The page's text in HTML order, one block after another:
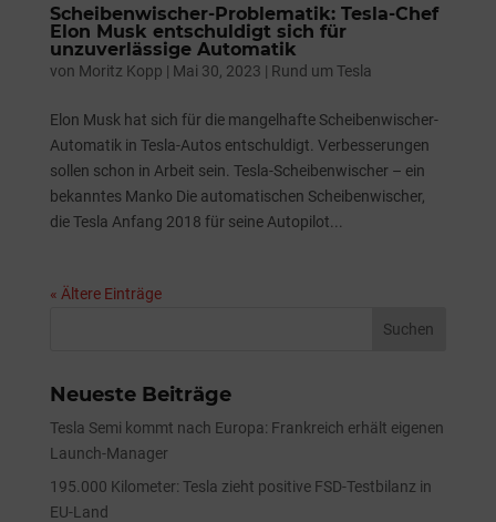
Scheibenwischer-Problematik: Tesla-Chef
Elon Musk entschuldigt sich für
unzuverlässige Automatik
von Moritz Kopp | Mai 30, 2023 | Rund um Tesla
Elon Musk hat sich für die mangelhafte Scheibenwischer-
Automatik in Tesla-Autos entschuldigt. Verbesserungen
sollen schon in Arbeit sein. Tesla-Scheibenwischer – ein
bekanntes Manko Die automatischen Scheibenwischer,
die Tesla Anfang 2018 für seine Autopilot...
« Ältere Einträge
Neueste Beiträge
Tesla Semi kommt nach Europa: Frankreich erhält eigenen
Launch-Manager
195.000 Kilometer: Tesla zieht positive FSD-Testbilanz in
EU-Land